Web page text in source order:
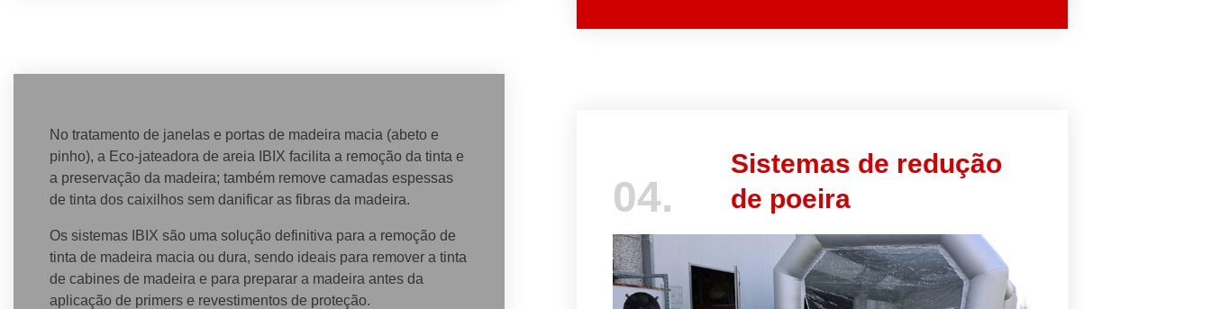
No tratamento de janelas e portas de madeira macia (abeto e
pinho), a Eco-jateadora de areia IBIX facilita a remoção da tinta e
a preservação da madeira; também remove camadas espessas
de tinta dos caixilhos sem danificar as fibras da madeira.
Os sistemas IBIX são uma solução definitiva para a remoção de
tinta de madeira macia ou dura, sendo ideais para remover a tinta
de cabines de madeira e para preparar a madeira antes da
aplicação de primers e revestimentos de proteção.
04.
Sistemas de redução
de poeira